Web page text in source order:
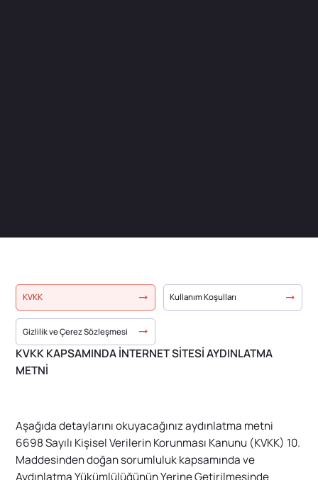
KVKK Kullanım Koşulları
Gizlilik ve Çerez Sözleşmesi
KVKK KAPSAMINDA İNTERNET SİTESİ AYDINLATMA
METNİ
Aşağıda detaylarını okuyacağınız aydınlatma metni
6698 Sayılı Kişisel Verilerin Korunması Kanunu (KVKK) 10.
Maddesinden doğan sorumluluk kapsamında ve